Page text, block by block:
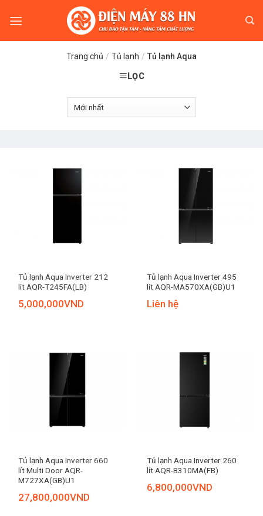
Trang chủ / Tủ lạnh / Tủ lạnh Aqua
LỌC
Tủ lạnh Aqua Inverter 212
lít AQR-T245FA(LB)
5,000,000VND
Tủ lạnh Aqua Inverter 495
lít AQR-MA570XA(GB)U1
Liên hệ
Tủ lạnh Aqua Inverter 660
lít Multi Door AQR-
M727XA(GB)U1
27,800,000VND
Tủ lạnh Aqua Inverter 260
lít AQR-B310MA(FB)
6,800,000VND